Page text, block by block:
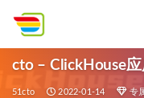
cto – ClickHouse
51cto 2022-01-14 专